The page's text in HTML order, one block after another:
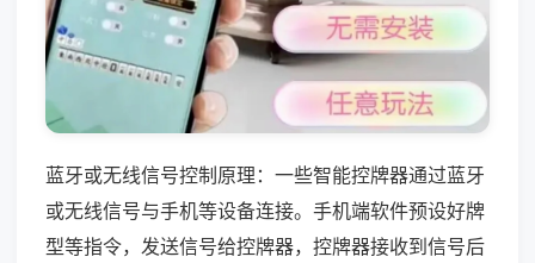
蓝牙或无线信号控制原理：一些智能控牌器通过蓝牙
或无线信号与手机等设备连接。手机端软件预设好牌
型等指令，发送信号给控牌器，控牌器接收到信号后